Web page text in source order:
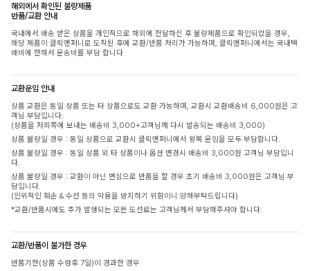
해외에서 확인된 불량제품
반품/교환 안내
국내에서 배송 받은 상품을 개인적으로 해외에 전달하신 후 불량제품으로 확인되었을 경우,
해당 제품이 클릭앤퍼니로 도착된 후에 교환/반품 처리가 가능하며, 클릭앤퍼니에서는 국내택
배비에 한해서 운송비를 부담 합니다
교환운임 안내
상품 교환은 동일 상품 또는 타 상품으로도 교환 가능하며, 교환시 교환배송비 6,000원은 고
객님 부담입니다.
(상품을 저희쪽에 보내는 배송비 3,000+고객님께 다시 발송되는 배송비 3,000)
상품 불량일 경우 : 동일 상품으로 교환시 클릭앤퍼니에서 왕복 운임을 모두 부담합니다.
상품 불량일 경우 : 동일 상품 외 타 상품이나 옵션 변경시 배송비 3,000원 고객님 부담입니
다.
상품 불량일 경우 : 교환이 아닌 변심으로 반품을 할 경우 초기 배송비 3,000원은 고객님 부
담입니다.
(인위적인 훼손 & 수선 등의 악용을 방지하기 위함이니 양해부탁드립니다)
*교환/반품시에도 추가 발생되는 모든 도선료는 고객님께서 부담해주셔야 합니다.
교환/반품이 불가한 경우
반품기한(상품 수령후 7일)이 경과한 경우